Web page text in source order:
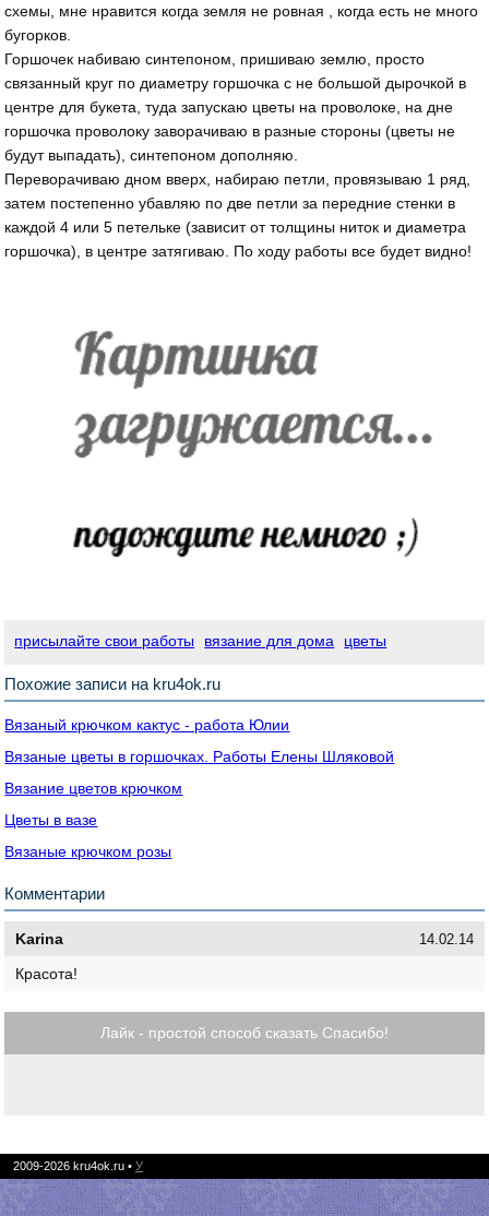
схемы, мне нравится когда земля не ровная , когда есть не много
бугорков.
Горшочек набиваю синтепоном, пришиваю землю, просто
связанный круг по диаметру горшочка с не большой дырочкой в
центре для букета, туда запускаю цветы на проволоке, на дне
горшочка проволоку заворачиваю в разные стороны (цветы не
будут выпадать), синтепоном дополняю.
Переворачиваю дном вверх, набираю петли, провязываю 1 ряд,
затем постепенно убавляю по две петли за передние стенки в
каждой 4 или 5 петельке (зависит от толщины ниток и диаметра
горшочка), в центре затягиваю. По ходу работы все будет видно!
присылайте свои работы вязание для дома цветы
Похожие записи на kru4ok.ru
Вязаный крючком кактус - работа Юлии
Вязаные цветы в горшочках. Работы Елены Шляковой
Вязание цветов крючком
Цветы в вазе
Вязаные крючком розы
Комментарии
Karina 14.02.14
Красота!
Лайк - простой способ сказать Спасибо!
2009-2026 kru4ok.ru • У